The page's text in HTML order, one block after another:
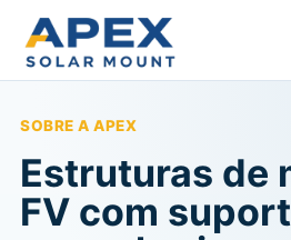
SOBRE A APEX
Estruturas de
FV com